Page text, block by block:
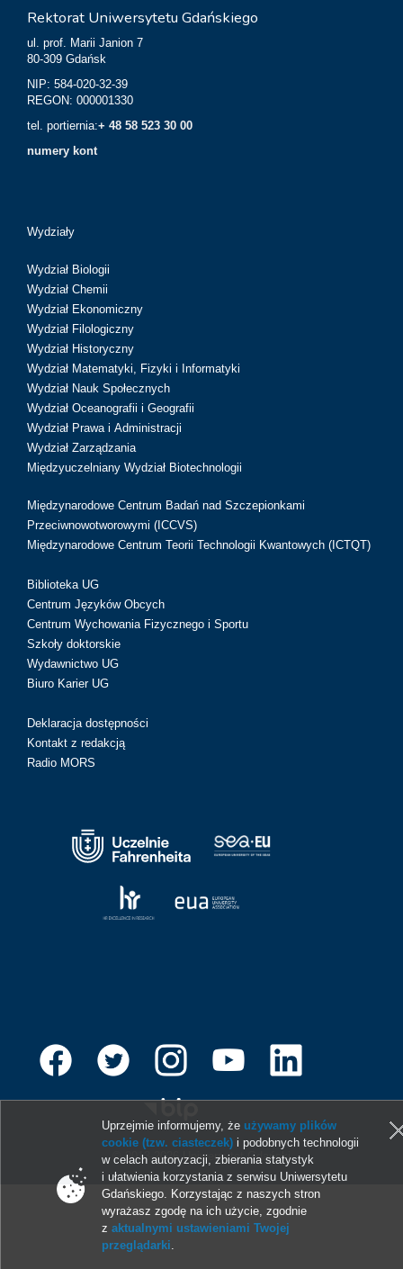
Rektorat Uniwersytetu Gdańskiego
ul. prof. Marii Janion 7
80-309 Gdańsk
NIP: 584-020-32-39
REGON: 000001330
tel. portiernia:+ 48 58 523 30 00
numery kont
Wydziały
Wydział Biologii
Wydział Chemii
Wydział Ekonomiczny
Wydział Filologiczny
Wydział Historyczny
Wydział Matematyki, Fizyki i Informatyki
Wydział Nauk Społecznych
Wydział Oceanografii i Geografii
Wydział Prawa i Administracji
Wydział Zarządzania
Międzyuczelniany Wydział Biotechnologii
Międzynarodowe Centrum Badań nad Szczepionkami
Przeciwnowotworowymi (ICCVS)
Międzynarodowe Centrum Teorii Technologii Kwantowych (ICTQT)
Biblioteka UG
Centrum Języków Obcych
Centrum Wychowania Fizycznego i Sportu
Szkoły doktorskie
Wydawnictwo UG
Biuro Karier UG
Deklaracja dostępności
Kontakt z redakcją
Radio MORS
© 2013-2026 Uniwersytet Gdański
Uprzejmie informujemy, że używamy plików
cookie (tzw. ciasteczek) i podobnych technologii
w celach autoryzacji, zbierania statystyk
i ułatwienia korzystania z serwisu Uniwersytetu
Gdańskiego. Korzystając z naszych stron
wyrażasz zgodę na ich użycie, zgodnie
zaktualnymi ustawieniami Twojej
przeglądarki.